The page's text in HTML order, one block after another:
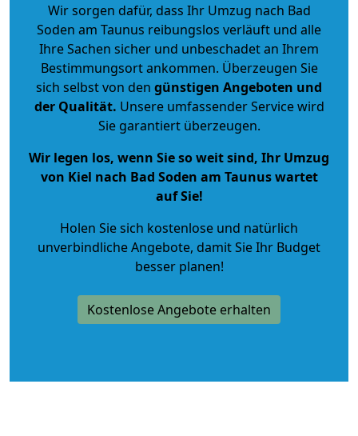
Wir sorgen dafür, dass Ihr Umzug nach Bad
Soden am Taunus reibungslos verläuft und alle
Ihre Sachen sicher und unbeschadet an Ihrem
Bestimmungsort ankommen. Überzeugen Sie
sich selbst von den günstigen Angeboten und
der Qualität. Unsere umfassender Service wird
Sie garantiert überzeugen.
Wir legen los, wenn Sie so weit sind, Ihr Umzug
von Kiel nach Bad Soden am Taunus wartet
auf Sie!
Holen Sie sich kostenlose und natürlich
unverbindliche Angebote, damit Sie Ihr Budget
besser planen!
Kostenlose Angebote erhalten